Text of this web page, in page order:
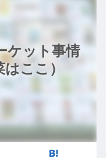
ケット事情
ここ）